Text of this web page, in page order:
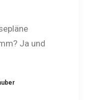
Ja und